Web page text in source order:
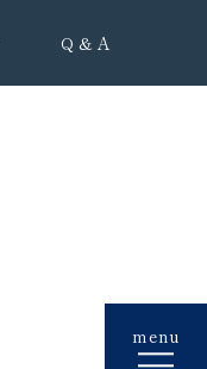
Q&A
menu